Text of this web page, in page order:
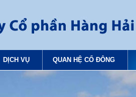
DỊCH VỤ QUAN HỆ CỔ ĐÔNG